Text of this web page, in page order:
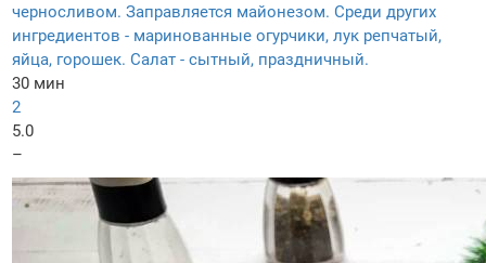
черносливом. Заправляется майонезом. Среди других
ингредиентов - маринованные огурчики, лук репчатый,
яйца, горошек. Салат - сытный, праздничный.
30 мин
2
5.0
–